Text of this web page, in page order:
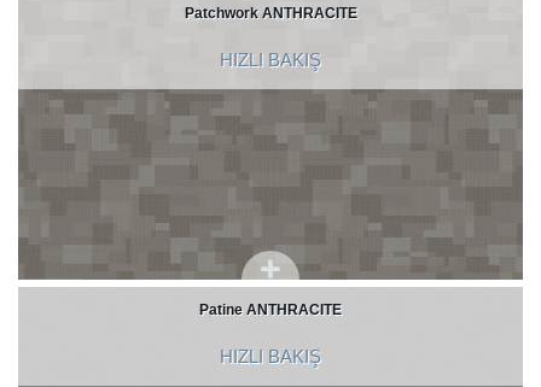
Patchwork ANTHRACITE
HIZLI BAKIŞ
Patine ANTHRACITE
HIZLI BAKIŞ